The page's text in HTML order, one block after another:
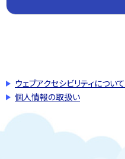
ウェブアクセシビリティについて
個人情報の取扱い